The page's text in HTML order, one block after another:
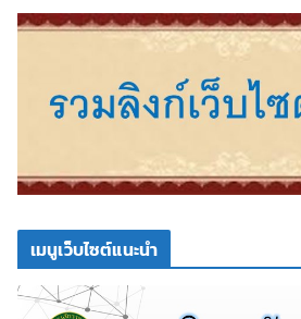
เมนูเว็บไซต์แนะนำ